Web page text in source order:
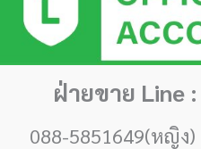
ฝ่ายขาย Line
088-5851649(หญิง